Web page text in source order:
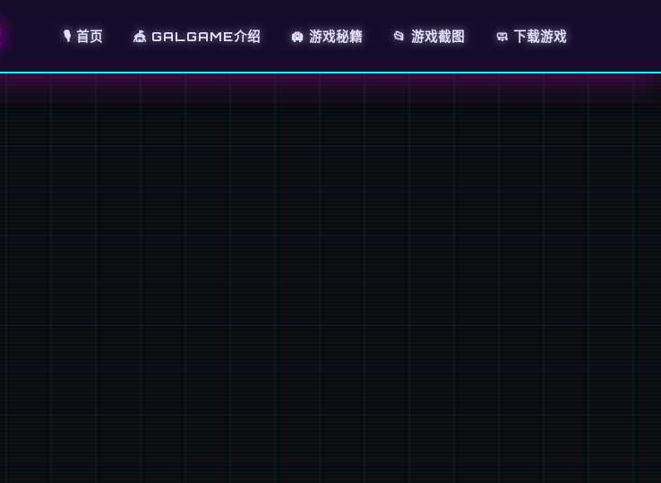
🎙️ 首页 🎪 GALGAME介绍 🛄 游戏秘籍 📂 游戏截图 🧼 下载游戏